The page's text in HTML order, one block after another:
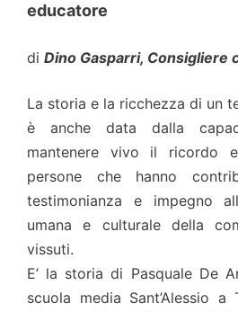
educatore
di Dino Gasparri, Consigliere
La storia e la ricchezza di un
è anche data dalla
mantenere vivo il ricordo
persone che hanno
testimonianza e impegno
umana e culturale della
vissuti.
E’ la storia di Pasquale De
scuola media Sant’Alessio a